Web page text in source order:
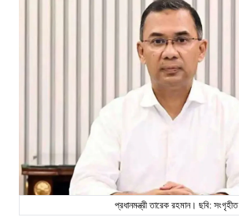
প্রধানমন্ত্রী তারেক রহমান। ছবি: সংগৃহীত